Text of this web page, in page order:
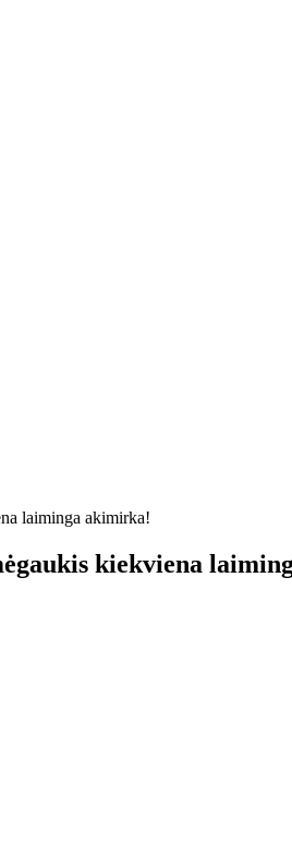
laiminga akimirka!
kiekviena